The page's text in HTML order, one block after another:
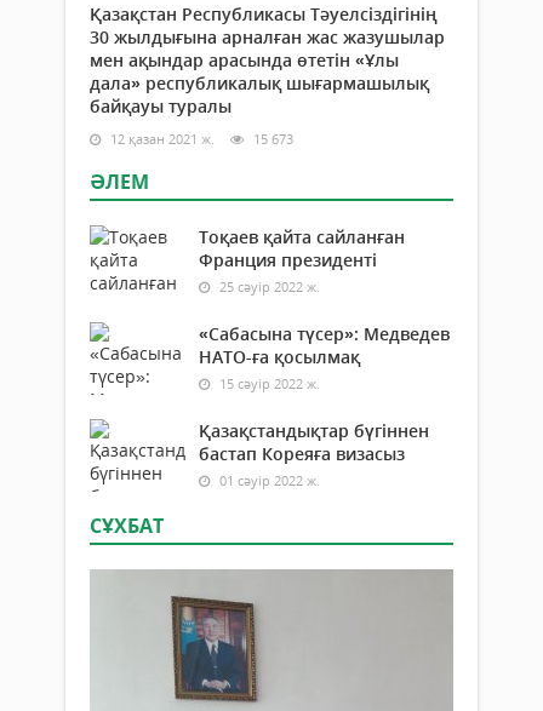
Қазақстан Республикасы Тәуелсіздігінің
30 жылдығына арналған жас жазушылар
мен ақындар арасында өтетін «Ұлы
дала» республикалық шығармашылық
байқауы туралы
12 қазан 2021 ж. 15 673
ӘЛЕМ
Тоқаев қайта сайланған
Франция президенті
25 сәуір 2022 ж.
«Сабасына түсер»: Медведев
НАТО-ға қосылмақ
15 сәуір 2022 ж.
Қазақстандықтар бүгіннен
бастап Кореяға визасыз
01 сәуір 2022 ж.
СҰХБАТ